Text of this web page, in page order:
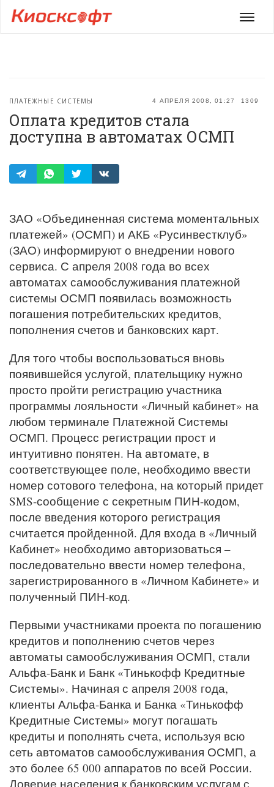
Меню
4 АПРЕЛЯ 2008, 01:27 1309
ПЛАТЕЖНЫЕ СИСТЕМЫ
Оплата кредитов стала
доступна в автоматах ОСМП
ЗАО «Объединенная система моментальных
платежей» (ОСМП) и АКБ «Русинвестклуб»
(ЗАО) информируют о внедрении нового
сервиса. С апреля 2008 года во всех
автоматах самообслуживания платежной
системы ОСМП появилась возможность
погашения потребительских кредитов,
пополнения счетов и банковских карт.
Для того чтобы воспользоваться вновь
появившейся услугой, плательщику нужно
просто пройти регистрацию участника
программы лояльности «Личный кабинет» на
любом терминале Платежной Системы
ОСМП. Процесс регистрации прост и
интуитивно понятен. На автомате, в
соответствующее поле, необходимо ввести
номер сотового телефона, на который придет
SMS-сообщение с секретным ПИН-кодом,
после введения которого регистрация
считается пройденной. Для входа в «Личный
Кабинет» необходимо авторизоваться –
последовательно ввести номер телефона,
зарегистрированного в «Личном Кабинете» и
полученный ПИН-код.
Первыми участниками проекта по погашению
кредитов и пополнению счетов через
автоматы самообслуживания ОСМП, стали
Альфа-Банк и Банк «Тинькофф Кредитные
Системы». Начиная с апреля 2008 года,
клиенты Альфа-Банка и Банка «Тинькофф
Кредитные Системы» могут погашать
кредиты и пополнять счета, используя всю
сеть автоматов самообслуживания ОСМП, а
это более 65 000 аппаратов по всей России.
Доверие населения к банковским услугам с